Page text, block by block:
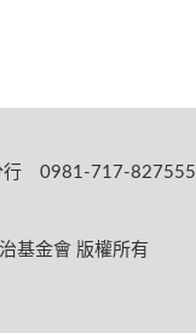
行 0981-717-827555
基金會 版權所有